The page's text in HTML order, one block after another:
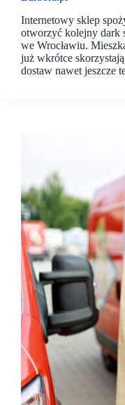
Internetowy sklep
otworzyć kolejny dark
we Wrocławiu.
już wkrótce
dostaw nawet jeszcze